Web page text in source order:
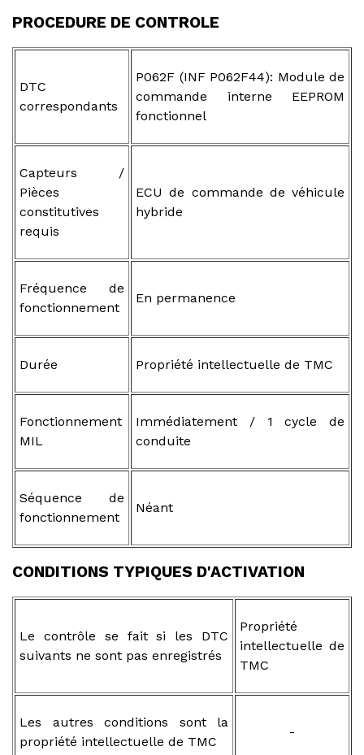
PROCEDURE DE CONTROLE
DTC
correspondants
P062F (INF P062F44): Module de
commande interne EEPROM
fonctionnel
Capteurs /
Pièces
constitutives
requis
ECU de commande de véhicule
hybride
Fréquence de
fonctionnement
En permanence
Durée Propriété intellectuelle de TMC
Fonctionnement
MIL
Immédiatement / 1 cycle de
conduite
Séquence de
fonctionnement
Néant
CONDITIONS TYPIQUES D'ACTIVATION
Le contrôle se fait si les DTC
suivants ne sont pas enregistrés
Propriété
intellectuelle de
TMC
Les autres conditions sont la
propriété intellectuelle de TMC
-